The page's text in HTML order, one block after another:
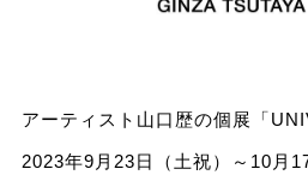
アーティスト山口歴の個展「
2023年9月23日（土祝）～10月